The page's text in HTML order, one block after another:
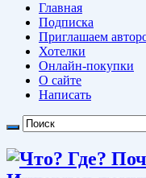
Главная
Подписка
Приглашаем
Хотелки
Онлайн-покупки
О сайте
Написать